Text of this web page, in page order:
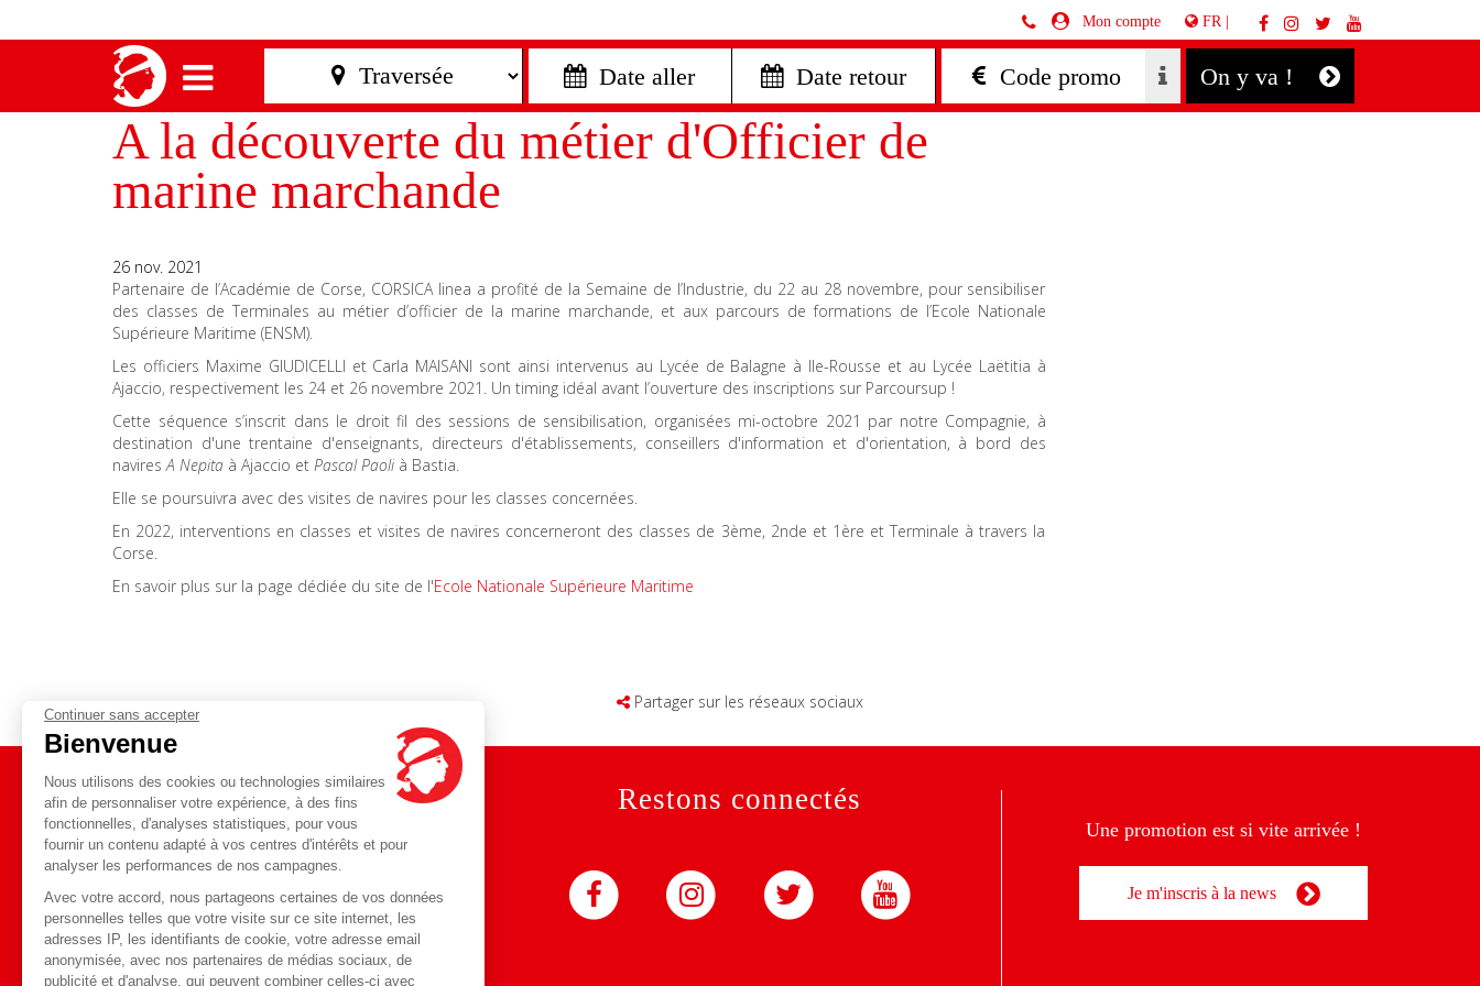
Continuer sans accepter
Bienvenue
Nous utilisons des cookies ou technologies similaires
afin de personnaliser votre expérience, à des fins
fonctionnelles, d'analyses statistiques, pour vous
fournir un contenu adapté à vos centres d'intérêts et pour
analyser les performances de nos campagnes.
Avec votre accord, nous partageons certaines de vos données
personnelles telles que votre visite sur ce site internet, les
adresses IP, les identifiants de cookie, votre adresse email
anonymisée, avec nos partenaires de médias sociaux, de
publicité et d'analyse, qui peuvent combiner celles-ci avec
Mon compte FR |
 Date aller  Date retour
A la découverte du métier d'Officier de
marine marchande
26 nov. 2021
Partenaire de l’Académie de Corse, CORSICA linea a profité de la Semaine de l’Industrie, du 22 au 28 novembre, pour sensibiliser
des classes de Terminales au métier d’officier de la marine marchande, et aux parcours de formations de l’Ecole Nationale
Supérieure Maritime (ENSM).
Les officiers Maxime GIUDICELLI et Carla MAISANI sont ainsi intervenus au Lycée de Balagne à Ile-Rousse et au Lycée Laëtitia à
Ajaccio, respectivement les 24 et 26 novembre 2021. Un timing idéal avant l’ouverture des inscriptions sur Parcoursup !
Cette séquence s’inscrit dans le droit fil des sessions de sensibilisation, organisées mi-octobre 2021 par notre Compagnie, à
destination d'une trentaine d'enseignants, directeurs d'établissements, conseillers d'information et d'orientation, à bord des
naviresA Nepita à Ajaccio et Pascal Paolià Bastia.
Elle se poursuivra avec des visites de navires pour les classes concernées.
En 2022, interventions en classes et visites de navires concerneront des classes de 3ème, 2nde et 1ère et Terminale à travers la
Corse.
En savoir plus sur la page dédiée du site de l'Ecole Nationale Supérieure Maritime
Partager sur les réseaux sociaux
Toute l'actualité
sur notreBlog
J'y vais
Restons connectés
Une promotion est si vite arrivée !
Je m'inscris à la news